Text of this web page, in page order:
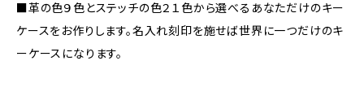
■革の色９色とステッチの色２１色から選べるあなただけのキー
ケースをお作りします。名入れ刻印を施せば世界に一つだけのキ
ーケースになります。